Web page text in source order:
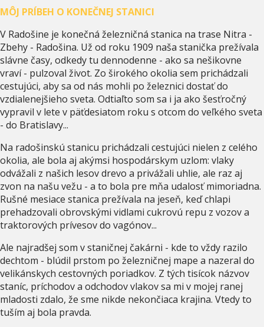
MÔJ PRÍBEH O KONEČNEJ STANICI
V Radošine je konečná železničná stanica na trase Nitra -
Zbehy - Radošina. Už od roku 1909 naša stanička prežívala
slávne časy, odkedy tu dennodenne - ako sa nešikovne
vraví - pulzoval život. Zo širokého okolia sem prichádzali
cestujúci, aby sa od nás mohli po železnici dostať do
vzdialenejšieho sveta. Odtiaľto som sa i ja ako šesťročný
vypravil v lete v päťdesiatom roku s otcom do veľkého sveta
- do Bratislavy...
Na radošinskú stanicu prichádzali cestujúci nielen z celého
okolia, ale bola aj akýmsi hospodárskym uzlom: vlaky
odvážali z našich lesov drevo a privážali uhlie, ale raz aj
zvon na našu vežu - a to bola pre mňa udalosť mimoriadna.
Rušné mesiace stanica prežívala na jeseň, keď chlapi
prehadzovali obrovskými vidlami cukrovú repu z vozov a
traktorových prívesov do vagónov...
Ale najradšej som v staničnej čakárni - kde to vždy razilo
dechtom - blúdil prstom po železničnej mape a nazeral do
velikánskych cestovných poriadkov. Z tých tisícok názvov
staníc, príchodov a odchodov vlakov sa mi v mojej ranej
mladosti zdalo, že sme nikde nekončiaca krajina. Vtedy to
tuším aj bola pravda.